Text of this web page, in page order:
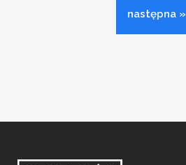
następna »